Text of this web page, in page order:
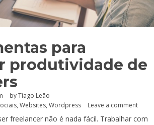
para
produtividade de
by Tiago Leão
, Websites, Wordpress Leave a comment
freelancer não é nada fácil. Trabalhar com